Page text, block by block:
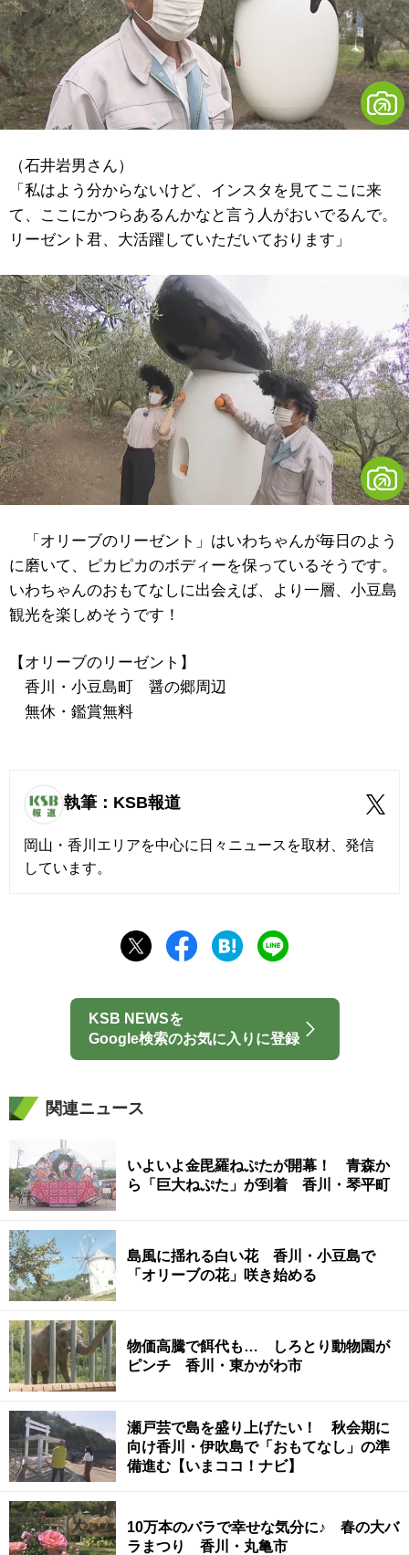
（石井岩男さん）
「私はよう分からないけど、インスタを見てここに来
て、ここにかつらあるんかなと言う人がおいでるんで。
リーゼント君、大活躍していただいております」
「オリーブのリーゼント」はいわちゃんが毎日のよう
に磨いて、ピカピカのボディーを保っているそうです。
いわちゃんのおもてなしに出会えば、より一層、小豆島
観光を楽しめそうです！
【オリーブのリーゼント】
香川・小豆島町 醤の郷周辺
無休・鑑賞無料
執筆：KSB報道
岡山・香川エリアを中心に日々ニュースを取材、発信
しています。
KSB NEWSを
Google検索のお気に入りに登録
関連ニュース
いよいよ金毘羅ねぷたが開幕！ 青森か
ら「巨大ねぷた」が到着 香川・琴平町
島風に揺れる白い花 香川・小豆島で
「オリーブの花」咲き始める
物価高騰で餌代も… しろとり動物園が
ピンチ 香川・東かがわ市
瀬戸芸で島を盛り上げたい！ 秋会期に
向け香川・伊吹島で「おもてなし」の準
備進む【いまココ！ナビ】
10万本のバラで幸せな気分に♪ 春の大バ
ラまつり 香川・丸亀市